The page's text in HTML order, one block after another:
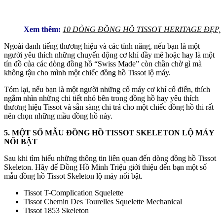
Xem thêm: 10 DÒNG ĐỒNG HỒ TISSOT HERITAGE
Ngoài danh tiếng thương hiệu và các tính năng, nếu bạn là một
người yêu thích những chuyển động cơ khí đầy mê hoặc hay là một
tín đồ của các dòng đồng hồ “Swiss Made” còn chần chờ gì mà
không tậu cho mình một chiếc đồng hồ Tissot lộ máy.
Tóm lại, nếu bạn là một người những cố máy cơ khí cổ điển, thích
ngắm nhìn những chi tiết nhỏ bên trong đồng hồ hay yêu thích
thương hiệu Tissot và sẵn sàng chi trả cho một chiếc đồng hồ thi rất
nên chọn những mầu đồng hồ này.
5. MỘT SỐ MẪU ĐỒNG HỒ TISSOT SKELETON LỘ MÁY
NỔI BẬT
Sau khi tìm hiểu những thông tin liên quan đến dòng đồng hồ Tissot
Skeleton. Hãy để Đồng Hồ Minh Triệu giới thiệu đến bạn một số
mẫu đồng hồ Tissot Skeleton lộ máy nổi bật.
Tissot T-Complication Squelette
Tissot Chemin Des Tourelles Squelette Mechanical
Tissot 1853 Skeleton